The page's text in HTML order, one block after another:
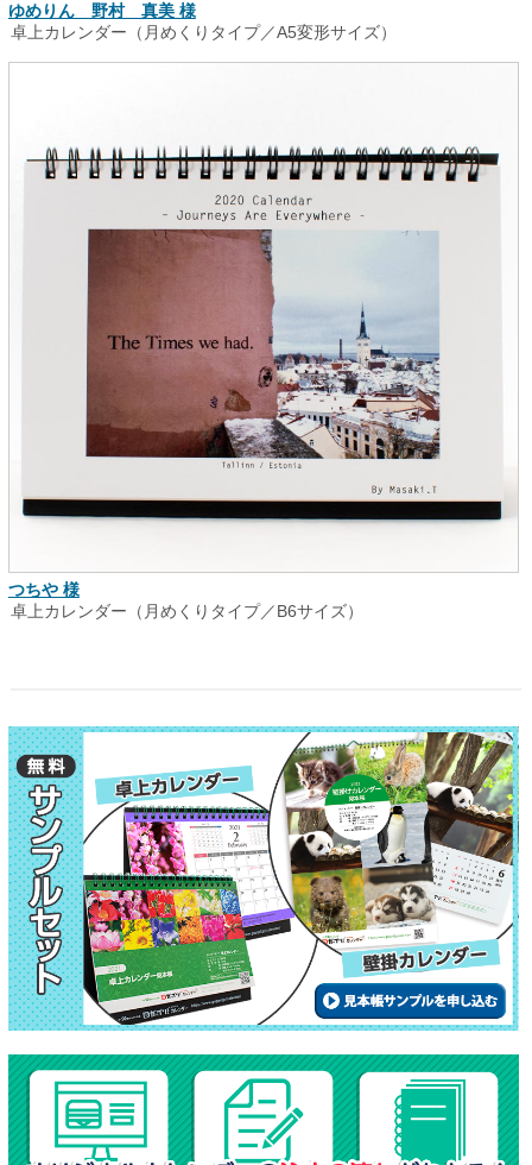
ゆめりん 野村 真美 様
卓上カレンダー（月めくりタイプ／A5変形サイズ）
つちや 様
卓上カレンダー（月めくりタイプ／B6サイズ）